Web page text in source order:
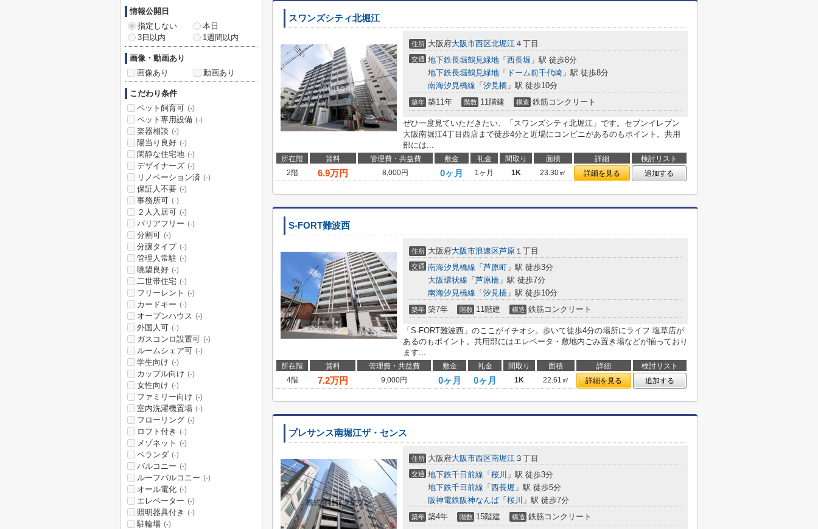
スワンズシティ北堀江
住所 大阪府大阪市西区北堀江 ４丁目
交通 地下鉄長堀鶴見緑地 「 西長堀 」駅 徒歩8分
地下鉄長堀鶴見緑地 「 ドーム前千代崎 」駅 徒歩8分
南海汐見橋線 「 汐見橋 」駅 徒歩10分
築年 築11年 階数 11階建 構造 鉄筋コンクリート
ぜひ一度見ていただきたい、「スワンズシティ北堀江」です。セブンイレブン
大阪南堀江4丁目西店まで徒歩4分と近場にコンビニがあるのもポイント。共用
部には...
所在階 賃料 管理費・共益費 敷金 礼金 間取り 面積 詳細
検討リスト
2階
6.9万円 8,000円 0ヶ月 1ヶ月 1K 23.30㎡ 詳細を見る 追加する
S-FORT難波西
住所 大阪府大阪市浪速区芦原 １丁目
交通 南海汐見橋線 「 芦原町 」駅 徒歩3分
大阪環状線 「 芦原橋 」駅 徒歩7分
南海汐見橋線 「 汐見橋 」駅 徒歩10分
築年 築7年 階数 11階建 構造 鉄筋コンクリート
「S-FORT難波西」のここがイチオシ。歩いて徒歩4分の場所にライフ 塩草店が
あるのもポイント。共用部にはエレベータ・敷地内ごみ置き場などが揃っており
ます...
所在階 賃料 管理費・共益費 敷金 礼金 間取り 面積 詳細
検討リスト
4階
7.2万円 9,000円 0ヶ月 0ヶ月 1K 22.61㎡ 詳細を見る 追加する
プレサンス南堀江ザ・センス
住所 大阪府大阪市西区南堀江 ３丁目
交通 地下鉄千日前線 「 桜川 」駅 徒歩3分
地下鉄千日前線 「 西長堀 」駅 徒歩5分
阪神電鉄阪神なんば 「 桜川 」駅 徒歩7分
築年 築4年 階数 15階建 構造 鉄筋コンクリート
情報公開日
指定しない
本日
3日以内
1週間以内
画像・動画あり
画像あり
動画あり
こだわり条件
ペット飼育可 (-)
ペット専用設備 (-)
楽器相談 (-)
陽当り良好 (-)
閑静な住宅地 (-)
デザイナーズ (-)
リノベーション済 (-)
保証人不要 (-)
事務所可 (-)
２人入居可 (-)
バリアフリー (-)
分割可 (-)
分譲タイプ (-)
管理人常駐 (-)
眺望良好 (-)
二世帯住宅 (-)
フリーレント (-)
カードキー (-)
オープンハウス (-)
外国人可 (-)
ガスコンロ設置可 (-)
ルームシェア可 (-)
学生向け (-)
カップル向け (-)
女性向け (-)
ファミリー向け (-)
室内洗濯機置場 (-)
フローリング (-)
ロフト付き (-)
メゾネット (-)
ベランダ (-)
バルコニー (-)
ルーフバルコニー (-)
オール電化 (-)
エレベーター (-)
照明器具付き (-)
駐輪場 (-)